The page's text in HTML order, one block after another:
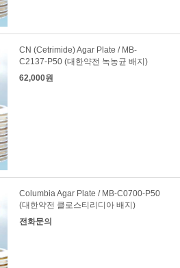
CN (Cetrimide) Agar Plate / MB-
C2137-P50 (대한약전 녹농균 배지)
62,000원
Columbia Agar Plate / MB-C0700-P50
(대한약전 클로스티리디아 배지)
전화문의